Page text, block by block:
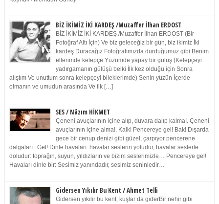
BİZ İKİMİZ İKİ KARDEŞ /Muzaffer İlhan ERDOST
BİZ İKİMİZ İKİ KARDEŞ /Muzaffer İlhan ERDOST (Bir
Fotoğraf Altı İçin) Ve biz geleceğiz bir gün, biz ikimiz İki
kardeş Duracağız Fotoğrafımızda durduğumuz gibi Benim
ellerimde kelepçe Yüzümde yapay bir gülüş (Kelepçeyi
yadırgamanın gülüşü belki İlk kez olduğu için Sonra
alıştım Ve unuttum sonra kelepçeyi bileklerimde) Senin yüzün İçerde
olmanın ve umudun arasında Ve ilk […]
SES / Nâzım HİKMET
Çeneni avuçlarının içine alıp, duvara dalıp kalma!. Çeneni
avuçlarının içine alma!. Kalk! Pencereye gel! Bak! Dışarda
gece bir cenup denizi gibi güzel, çarpıyor pencerene
dalgaları.. Gel! Dinle havaları: havalar seslerin yoludur, havalar seslerle
doludur: toprağın, suyun, yıldızların ve bizim seslerimizle… Pencereye gel!
Havaları dinle bir: Sesimiz yanındadır, sesimiz seninledir…
Gidersen Yıkılır Bu Kent / Ahmet Telli
Gidersen yıkılır bu kent, kuşlar da giderBir nehir gibi